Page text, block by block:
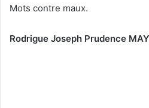
Mots contre maux.
Rodrigue Joseph Prudence